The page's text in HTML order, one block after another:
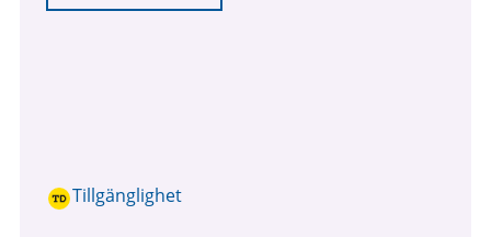
Tillgänglighet